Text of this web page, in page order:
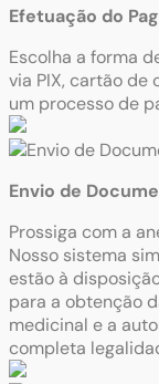
Efetuação do
Escolha a forma
via PIX, cartão
um processo de
Envio de
Prossiga com a
Nosso sistema
estão à
para a obtenção
medicinal e a
completa